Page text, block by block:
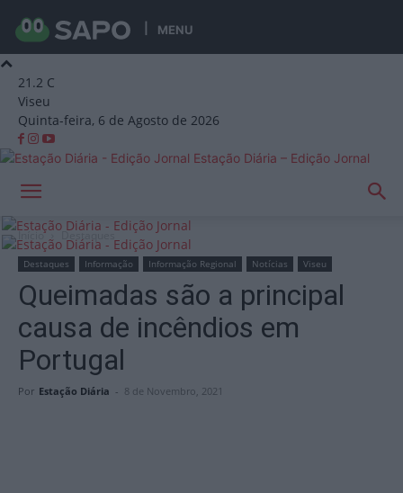
MENU
21.2 C
Viseu
Quinta-feira, 6 de Agosto de 2026
Estação Diária – Edição Jornal
Início Destaques
Destaques Informação Informação Regional Notícias Viseu
Queimadas são a principal
causa de incêndios em
Portugal
Por Estação Diária - 8 de Novembro, 2021